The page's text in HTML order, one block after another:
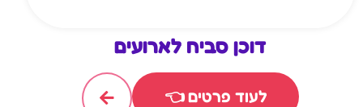
דוכן סביח לארועים
לעוד פרטים 👈